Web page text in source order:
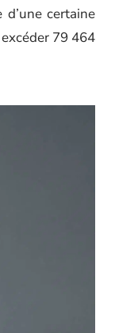
certaine
79 464